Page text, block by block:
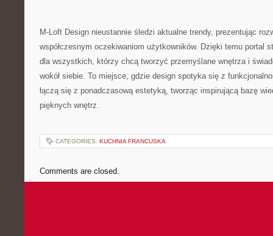
M-Loft Design nieustannie śledzi aktualne trendy, prezentując
współczesnym oczekiwaniom użytkowników. Dzięki temu portal
dla wszystkich, którzy chcą tworzyć przemyślane wnętrza i
wokół siebie. To miejsce, gdzie design spotyka się z
łączą się z ponadczasową estetyką, tworząc inspirującą bazę
pięknych wnętrz.
CATEGORIES: KUCHNIA FRANCUSKA
Comments are closed.